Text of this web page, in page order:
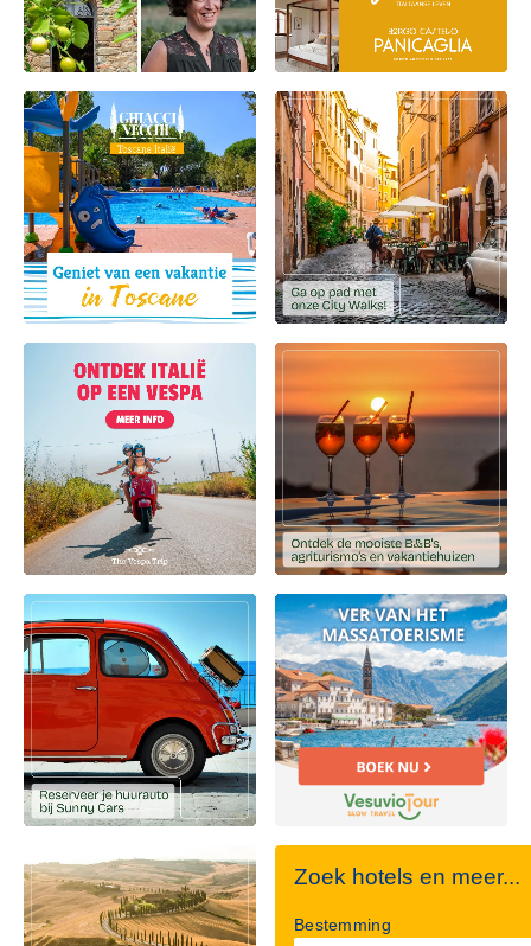
Zoek hotels en meer...
Bestemming